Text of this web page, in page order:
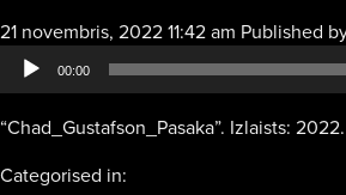
21 novembris, 2022 11:42 am Published
00:00
“Chad_Gustafson_Pasaka”. Izlaists:
Categorised in: